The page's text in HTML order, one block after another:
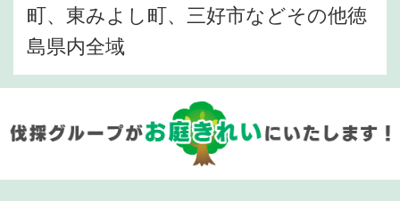
町、東みよし町、三好市などその他徳
島県内全域